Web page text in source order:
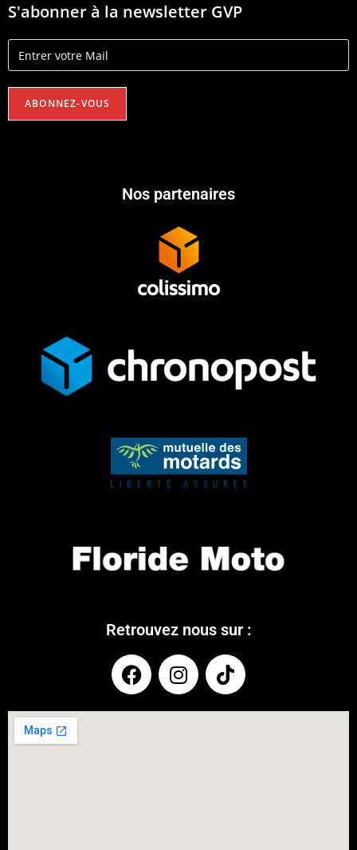
S'abonner à la newsletter GVP
Nos partenaires
Retrouvez nous sur :